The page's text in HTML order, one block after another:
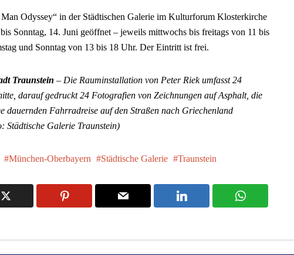
Odyssey“ in der Städtischen Galerie im Kulturforum Klosterkirche
Sonntag, 14. Juni geöffnet – jeweils mittwochs bis freitags von 11 bis
und Sonntag von 13 bis 18 Uhr. Der Eintritt ist frei.
Traunstein – Die Rauminstallation von Peter Riek umfasst 24
darauf gedruckt 24 Fotografien von Zeichnungen auf Asphalt, die
dauernden Fahrradreise auf den Straßen nach Griechenland
Städtische Galerie Traunstein)
München-Oberbayern Städtische Galerie Traunstein